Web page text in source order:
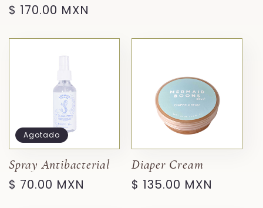
Precio
$ 170.00 MXN
Agotado
Spray Antibacterial
Precio
$ 70.00 MXN
Diaper Cream
Precio
$ 135.00 MXN